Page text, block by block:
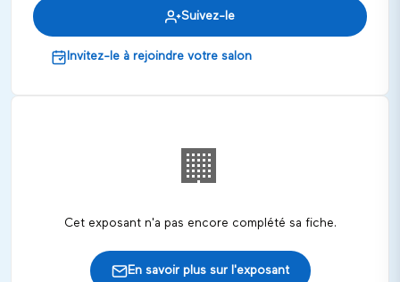
Suivez-le
Invitez-le à rejoindre votre salon
🏢
Cet exposant n'a pas encore complété sa fiche.
En savoir plus sur l'exposant